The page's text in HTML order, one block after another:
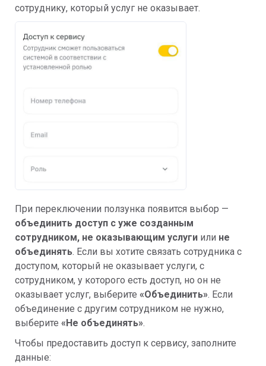
сотруднику, который услуг не оказывает.
При переключении ползунка появится выбор —
объединить доступ с уже созданным
сотрудником, не оказывающим услуги или не
объединять. Если вы хотите связать сотрудника с
доступом, который не оказывает услуги, с
сотрудником, у которого есть доступ, но он не
оказывает услуг, выберите «Объединить». Если
объединение с другим сотрудником не нужно,
выберите «Не объединять».
Чтобы предоставить доступ к сервису, заполните
данные: